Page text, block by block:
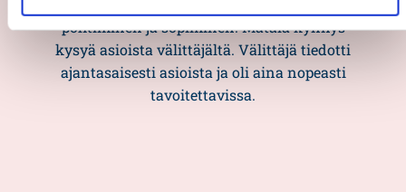
pohtiminen ja sopiminen. Matala kynnys
kysyä asioista välittäjältä. Välittäjä tiedotti
ajantasaisesti asioista ja oli aina nopeasti
tavoitettavissa.